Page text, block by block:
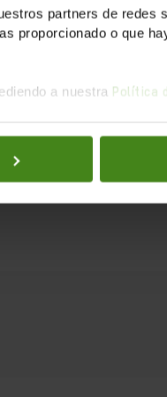
partners de redes
proporcionado o que
a nuestra Política
Desde 2015 ha
en la organización.